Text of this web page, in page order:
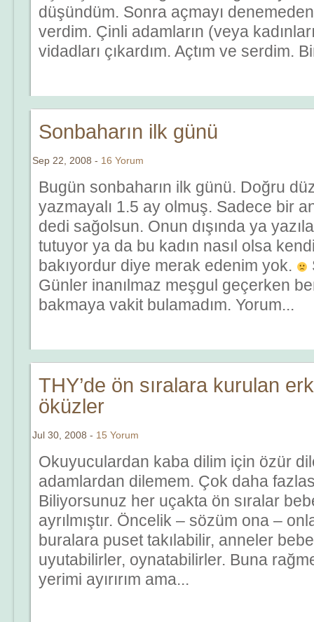
düşündüm. Sonra açmayı
verdim. Çinli adamların (veya
vidadları çıkardım. Açtım ve serdim.
Sonbaharın ilk günü
Sep 22, 2008 - 16 Yorum
Bugün sonbaharın ilk günü. Doğru
yazmayalı 1.5 ay olmuş. Sadece bir
dedi sağolsun. Onun dışında ya
tutuyor ya da bu kadın nasıl olsa
bakıyordur diye merak edenim yok.
Günler inanılmaz meşgul geçerken
bakmaya vakit bulamadım. Yorum...
THY’de ön sıralara kurulan
öküzler
Jul 30, 2008 - 15 Yorum
Okuyuculardan kaba dilim için özür
adamlardan dilemem. Çok daha
Biliyorsunuz her uçakta ön sıralar
ayrılmıştır. Öncelik – sözüm ona –
buralara puset takılabilir, anneler
uyutabilirler, oynatabilirler. Buna
yerimi ayırırım ama...